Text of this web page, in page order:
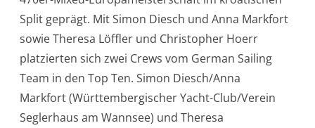
Split geprägt. Mit Simon Diesch und Anna Markfort
sowie Theresa Löffler und Christopher Hoerr
platzierten sich zwei Crews vom German Sailing
Team in den Top Ten. Simon Diesch/Anna
Markfort (Württembergischer Yacht-Club/Verein
Seglerhaus am Wannsee) und Theresa